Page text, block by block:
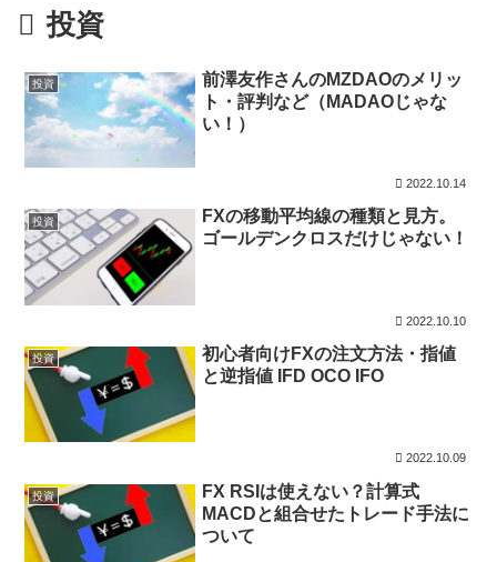
投資
投資
前澤友作さんのMZDAOのメリッ
ト・評判など（MADAOじゃな
い！）
2022.10.14
投資
FXの移動平均線の種類と見方。
ゴールデンクロスだけじゃない！
2022.10.10
投資
初心者向けFXの注文方法・指値
と逆指値 IFD OCO IFO
2022.10.09
投資
FX RSIは使えない？計算式
MACDと組合せたトレード手法に
ついて